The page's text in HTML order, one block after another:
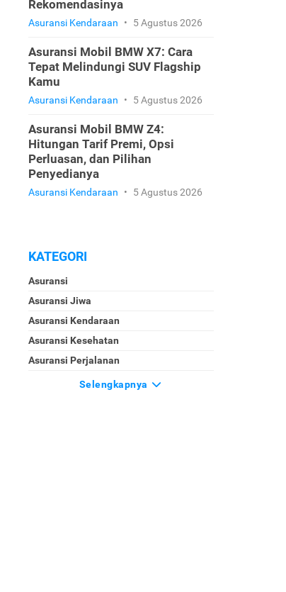
Rekomendasinya
Asuransi Kendaraan • 5 Agustus 2026
Asuransi Mobil BMW X7: Cara
Tepat Melindungi SUV Flagship
Kamu
Asuransi Kendaraan • 5 Agustus 2026
Asuransi Mobil BMW Z4:
Hitungan Tarif Premi, Opsi
Perluasan, dan Pilihan
Penyedianya
Asuransi Kendaraan • 5 Agustus 2026
KATEGORI
Asuransi
Asuransi Jiwa
Asuransi Kendaraan
Asuransi Kesehatan
Asuransi Perjalanan
Selengkapnya